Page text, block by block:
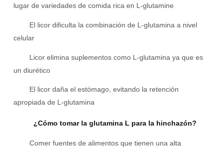
lugar de variedades de comida rica en L-glutamine
El licor dificulta la combinación de L-glutamina a nivel
celular
Licor elimina suplementos como L-glutamina ya que es
un diurético
El licor daña el estómago, evitando la retención
apropiada de L-glutamina
¿Cómo tomar la glutamina L para la hinchazón?
Comer fuentes de alimentos que tienen una alta